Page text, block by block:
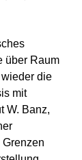
über Raum
die
mit
W. Banz,